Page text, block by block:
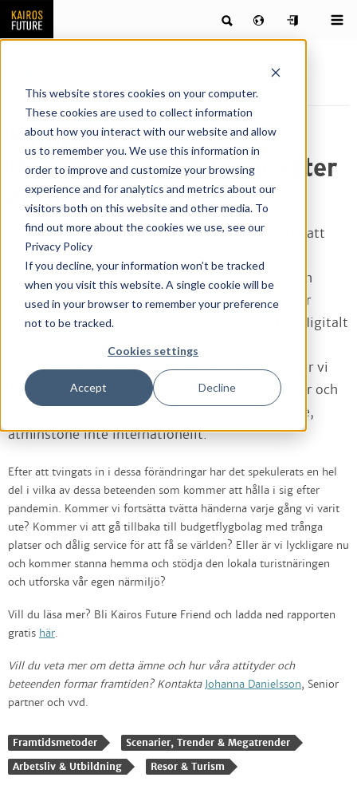
This website stores cookies on your computer.
These cookies are used to collect information
about how you interact with our website and allow
us to remember you. We use this information in
order to improve and customize your browsing
experience and for analytics and metrics about our
visitors both on this website and other media. To
find out more about the cookies we use, see our
Privacy Policy
If you decline, your information won’t be tracked
when you visit this website. A single cookie will be
used in your browser to remember your preference
not to be tracked.
Cookies settings
Accept Decline
Beteendeförändringar efter coronapandemin
What’s NXT:
Beteendeförändringar efter
coronapandemin
Under de senaste sex till åtta månaderna, efter att
coronaviruset tog över agendan globalt, har
majoriteten av människor tvingats ställa om och
förändra sina beteenden. Vi jobbar hemifrån, har
minskat våra sociala nätverk och börjat träffas digitalt
– även våra konsumtionsvanor och klädval har
förändrats då vi inte längre går ut. I stället väljer vi
saker som ger oss komfort – mat, träningsbyxor och
vardagslyx. Inte att glömma, vi reser inte längre,
åtminstone inte internationellt.
Efter att tvingats in i dessa förändringar har det spekulerats en hel
del i vilka av dessa beteenden som kommer att hålla i sig efter
pandemin. Kommer vi fortsätta tvätta händerna varje gång vi varit
ute? Kommer vi att gå tillbaka till budgetflygbolag med trånga
platser och dålig service för att få se världen? Eller är vi lyckligare nu
och kommer stanna hemma och stödja den lokala turistnäringen
och utforska vår egen närmiljö?
Vill du läsa mer? Bli Kairos Future Friend och ladda ned rapporten
gratis här.
Vill du veta mer om detta ämne och hur våra attityder och
beteenden formar framtiden? KontaktaJohanna Danielsson, Senior
partner och vvd.
Framtidsmetoder
Scenarier, Trender & Megatrender
Arbetsliv & Utbildning
Resor & Turism